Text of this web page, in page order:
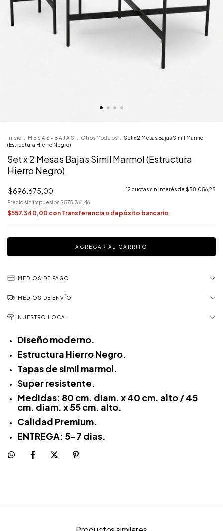
Inicio M E S A S - B A J A S Otros Modelos
Set x 2 Mesas Bajas Simil Marmol
(Estructura Hierro Negro)
Set x 2 Mesas Bajas Simil Marmol (Estructura
Hierro Negro)
$696.675,00 12 cuotas sin interés de $58.056,25
Precio sin impuestos $575.764,46
$557.340,00 con Transferencia o depósito bancario
MEDIOS DE PAGO
MEDIOS DE ENVÍO
NUESTRO LOCAL
Diseño moderno.
Estructura Hierro Negro.
Tapas de simil marmol.
Super resistente.
Medidas: 80 cm. diam. x 40 cm. alto / 45
cm. diam. x 55 cm. alto.
Calidad Premium.
ENTREGA: 5-7 dias.